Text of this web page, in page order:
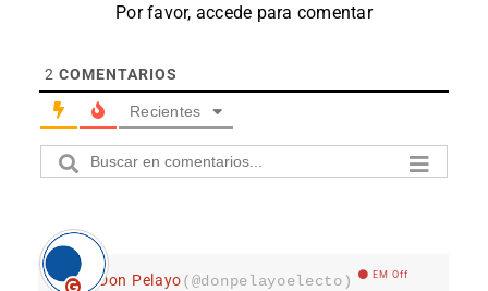
Por favor, accede para comentar
2 COMENTARIOS
Recientes
Don Pelayo(@donpelayoelecto) EM Off